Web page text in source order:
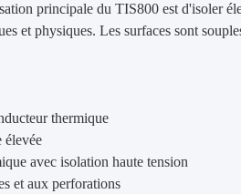
principale du TIS800 est d'isoler
et physiques. Les surfaces sont
thermique
élevée
avec isolation haute tension
et aux perforations